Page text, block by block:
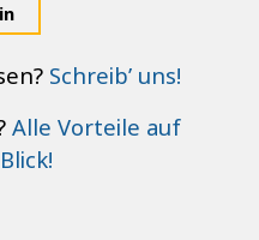
Schreib’ uns!
Alle Vorteile auf